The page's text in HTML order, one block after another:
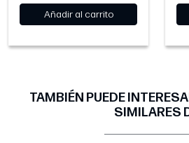
Añadir al carrito
TAMBIÉN PUEDE
SIMILARES